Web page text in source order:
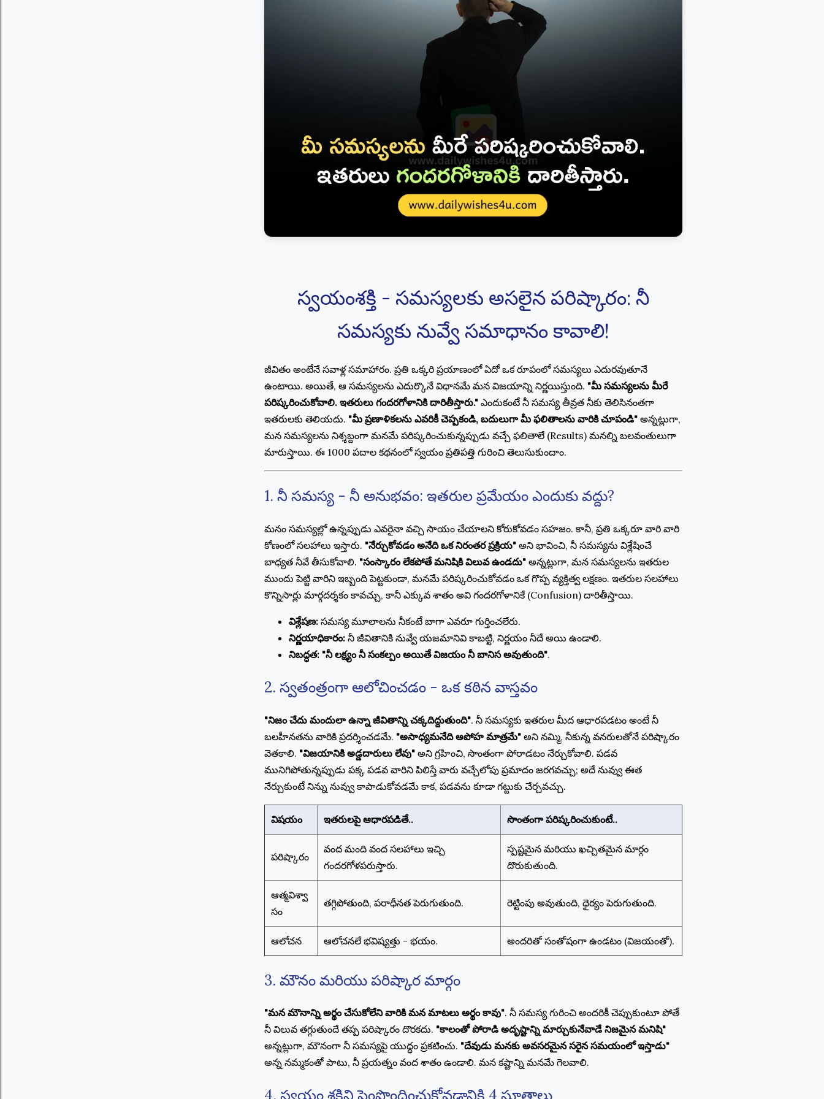
స్వయంశక్తి - సమస్యలకు అసలైన పరిష్కారం: నీ
సమస్యకు నువ్వే సమాధానం కావాలి!
జీవితం అంటేనే సవాళ్ల సమాహారం. ప్రతి ఒక్కరి ప్రయాణంలో ఏదో ఒక రూపంలో సమస్యలు ఎదురవుతూనే
ఉంటాయి. అయితే, ఆ సమస్యలను ఎదుర్కొనే విధానమే మన విజయాన్ని నిర్ణయిస్తుంది. "మీ సమస్యలను మీరే
పరిష్కరించుకోవాలి. ఇతరులు గందరగోళానికి దారితీస్తారు." ఎందుకంటే నీ సమస్య తీవ్రత నీకు తెలిసినంతగా
ఇతరులకు తెలియదు. "మీ ప్రణాళికలను ఎవరికీ చెప్పకండి, బదులుగా మీ ఫలితాలను వారికి చూపండి" అన్నట్లుగా,
మన సమస్యలను నిశ్శబ్దంగా మనమే పరిష్కరించుకున్నప్పుడు వచ్చే ఫలితాలే (Results) మనల్ని బలవంతులుగా
మారుస్తాయి. ఈ 1000 పదాల కథనంలో స్వయం ప్రతిపత్తి గురించి తెలుసుకుందాం.
1. నీ సమస్య - నీ అనుభవం: ఇతరుల ప్రమేయం ఎందుకు వద్దు?
మనం సమస్యల్లో ఉన్నప్పుడు ఎవరైనా వచ్చి సాయం చేయాలని కోరుకోవడం సహజం. కానీ, ప్రతి ఒక్కరూ వారి వారి
కోణంలో సలహాలు ఇస్తారు. "నేర్చుకోవడం అనేది ఒక నిరంతర ప్రక్రియ" అని భావించి, నీ సమస్యను విశ్లేషించే
బాధ్యత నీవే తీసుకోవాలి. "సంస్కారం లేకపోతే మనిషికి విలువ ఉండదు" అన్నట్లుగా, మన సమస్యలను ఇతరుల
ముందు పెట్టి వారిని ఇబ్బంది పెట్టకుండా, మనమే పరిష్కరించుకోవడం ఒక గొప్ప వ్యక్తిత్వ లక్షణం. ఇతరుల సలహాలు
కొన్నిసార్లు మార్గదర్శకం కావచ్చు, కానీ ఎక్కువ శాతం అవి గందరగోళానికే (Confusion) దారితీస్తాయి.
విశ్లేషణ: సమస్య మూలాలను నీకంటే బాగా ఎవరూ గుర్తించలేరు.
నిర్ణయాధికారం: నీ జీవితానికి నువ్వే యజమానివి కాబట్టి, నిర్ణయం నీదే అయి ఉండాలి.
నిబద్ధత: "నీ లక్ష్యం నీ సంకల్పం అయితే విజయం నీ బానిస అవుతుంది".
2. స్వతంత్రంగా ఆలోచించడం - ఒక కఠిన వాస్తవం
"నిజం చేదు మందులా ఉన్నా జీవితాన్ని చక్కదిద్దుతుంది". నీ సమస్యకు ఇతరుల మీద ఆధారపడటం అంటే నీ
బలహీనతను వారికి ప్రదర్శించడమే. "అసాధ్యమనేది అపోహ మాత్రమే" అని నమ్మి, నీకున్న వనరులతోనే పరిష్కారం
వెతకాలి. "విజయానికి అడ్డదారులు లేవు" అని గ్రహించి, సొంతంగా పోరాడటం నేర్చుకోవాలి. పడవ
మునిగిపోతున్నప్పుడు పక్క పడవ వారిని పిలిస్తే వారు వచ్చేలోపు ప్రమాదం జరగవచ్చు; అదే నువ్వు ఈత
నేర్చుకుంటే నిన్ను నువ్వు కాపాడుకోవడమే కాక, పడవను కూడా గట్టుకు చేర్చవచ్చు.
విషయం ఇతరులపై ఆధారపడితే.. సొంతంగా పరిష్కరించుకుంటే..
పరిష్కారం
వంద మంది వంద సలహాలు ఇచ్చి
గందరగోళపరుస్తారు.
స్పష్టమైన మరియు ఖచ్చితమైన మార్గం
దొరుకుతుంది.
ఆత్మవిశ్వా
సం
తగ్గిపోతుంది, పరాధీనత పెరుగుతుంది. రెట్టింపు అవుతుంది, ధైర్యం పెరుగుతుంది.
ఆలోచన ఆలోచనలే భవిష్యత్తు - భయం. అందరితో సంతోషంగా ఉండటం (విజయంతో).
3. మౌనం మరియు పరిష్కార మార్గం
"మన మౌనాన్ని అర్థం చేసుకోలేని వారికి మన మాటలు అర్థం కావు". నీ సమస్య గురించి అందరికీ చెప్పుకుంటూ పోతే
నీ విలువ తగ్గుతుందే తప్ప పరిష్కారం దొరకదు. "కాలంతో పోరాడి అదృష్టాన్ని మార్చుకునేవాడే నిజమైన మనిషి"
అన్నట్లుగా, మౌనంగా నీ సమస్యపై యుద్ధం ప్రకటించు. "దేవుడు మనకు అవసరమైన సరైన సమయంలో ఇస్తాడు"
అన్న నమ్మకంతో పాటు, నీ ప్రయత్నం వంద శాతం ఉండాలి. మన కష్టాన్ని మనమే గెలవాలి.